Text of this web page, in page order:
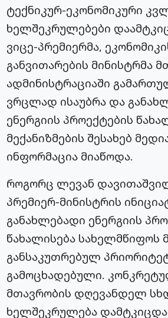
ტექნიკურ-ეკონომიკური
ხელშეკრულებები
ვიცე-პრემიერმა,
განვითარების მინისტრმა
ადმინისტრაციაში
ვრცლად ისაუბრა და
ენერგიის პროექტების
მექანიზმების შესახებ
ინფორმაცია მიაწოდა.
როგორც ლევან
პრემიერ-მინისტრის
განახლებადი ენერგიის
წახალისება სახელმწიფოს
განსაკუთრებულ
გამოცხადებული.
მთავრობის დღევანდელ
ხელშეკრულება დამტკიცდა